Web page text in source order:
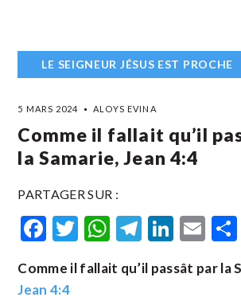
LE SEIGNEUR JÉSUS EST PROCHE
5 MARS 2024 ALOYS EVINA
Comme il fallait qu’il
la Samarie, Jean 4:4
PARTAGER SUR :
Facebook
Twitter
WhatsApp
Telegram
Comme il fallait qu’il passât par la
Jean 4:4